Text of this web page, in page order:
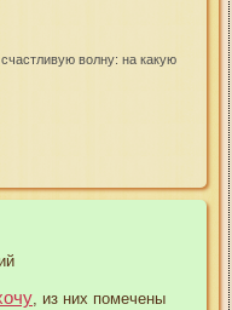
волну: на какую
, из них помечены